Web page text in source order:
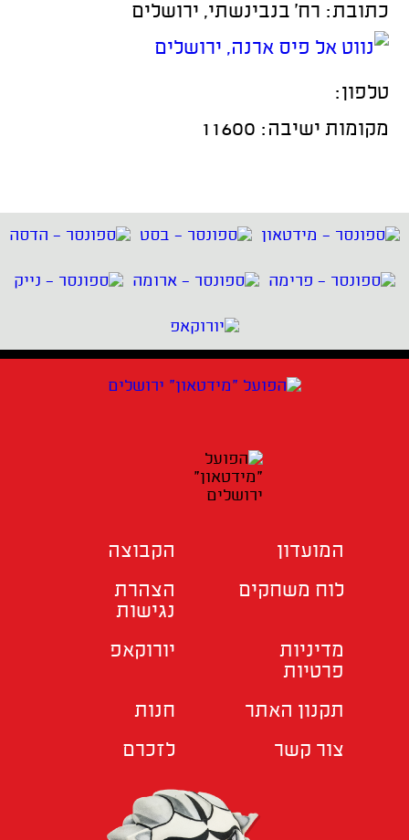
כתובת: רח' בנבינשתי, ירושלים
טלפון:
מקומות ישיבה: 11600
המועדון
הקבוצה
לוח משחקים
הצהרת
נגישות
מדיניות
פרטיות
יורוקאפ
תקנון האתר
חנות
צור קשר
לזכרם